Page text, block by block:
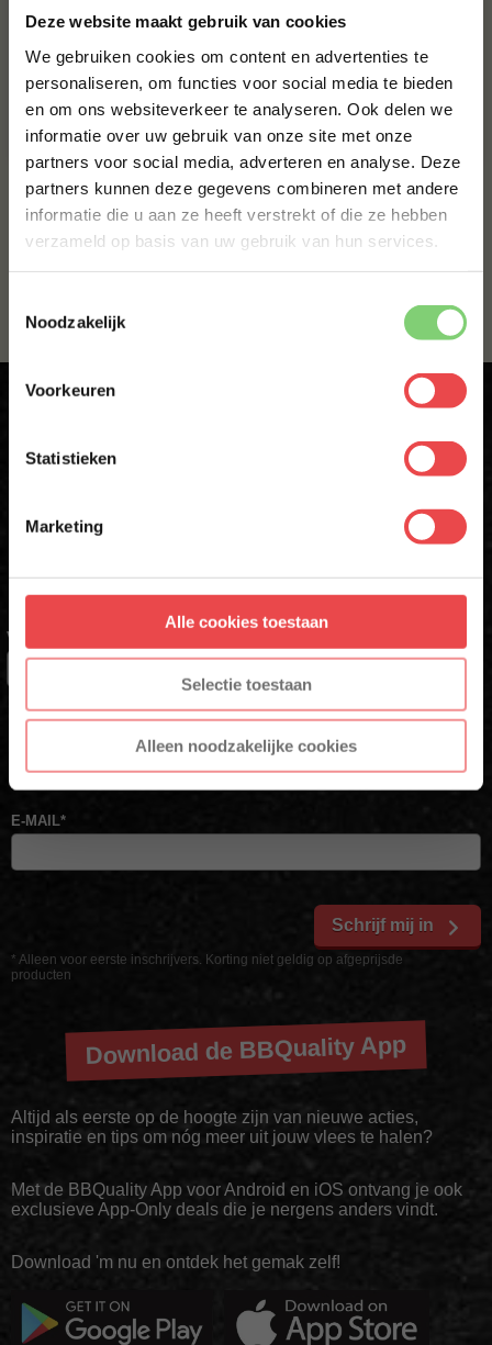
Deze website maakt gebruik van cookies
We gebruiken cookies om content en advertenties te
personaliseren, om functies voor social media te bieden
en om ons websiteverkeer te analyseren. Ook delen we
informatie over uw gebruik van onze site met onze
partners voor social media, adverteren en analyse. Deze
partners kunnen deze gegevens combineren met andere
informatie die u aan ze heeft verstrekt of die ze hebben
verzameld op basis van uw gebruik van hun services.
Noodzakelijk
Voorkeuren
Statistieken
Marketing
Alle cookies toestaan
Selectie toestaan
Alleen noodzakelijke cookies
Frisse doperwtjessoep
recept met gegrilde
garnalen
Bekijk het recept
over
Frisse
doperwtjessoep
recept
met
gegrilde
garnalen
Erwtensoep recept,
dikke snert
Bekijk het recept
over
Erwtensoep
recept,
dikke
snert
10% korting op je
eerste bestelling*
Schrijf je in voor onze nieuwsbrief en ontvang direct
10% korting op jouw eerste bestelling.
ACHTERNAAM
* Alleen voor nieuwe inschrijvers, korting niet geldig op reeds
afgeprijsde producten.
Krijg direct 10% korting op je eerste
Schrijf je in voor onze nieuwsbrief en ontvang direct jouw
* Alleen voor eerste inschrijvers. Korting niet geldig op afgeprijsde
producten
VOORNAAM
E-MAIL*
Schrijf mij in
Download de BBQuality App
Altijd als eerste op de hoogte zijn van nieuwe acties,
inspiratie en tips om nóg meer uit jouw vlees te halen?
Met de BBQuality App voor Android en iOS ontvang je ook
exclusieve App-Only deals die je nergens anders vindt.
Download 'm nu en ontdek het gemak zelf!